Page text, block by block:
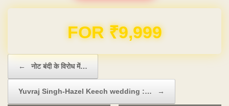
Domain & Hosting FREE for 1 Year
← नोट बंदी के विरोध में…
Yuvraj Singh-Hazel Keech wedding :… →